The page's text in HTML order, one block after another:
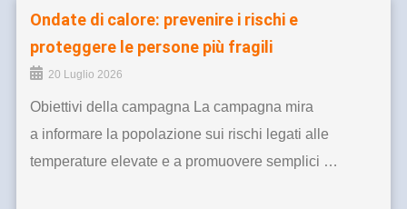
Ondate di calore: prevenire i rischi e
proteggere le persone più fragili
20 Luglio 2026
Obiettivi della campagna La campagna mira
a informare la popolazione sui rischi legati alle
temperature elevate e a promuovere semplici …